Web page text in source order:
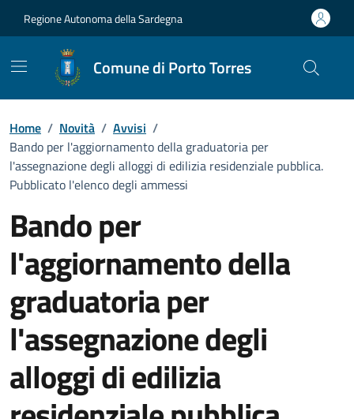
Regione Autonoma della Sardegna
Comune di Porto Torres
Home / Novità / Avvisi /
Bando per l'aggiornamento della graduatoria per
l'assegnazione degli alloggi di edilizia residenziale pubblica.
Pubblicato l'elenco degli ammessi
Bando per
l'aggiornamento della
graduatoria per
l'assegnazione degli
alloggi di edilizia